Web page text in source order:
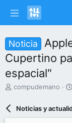
Noticia
Cupertino
espacial"
Icompudemano
Noticias y